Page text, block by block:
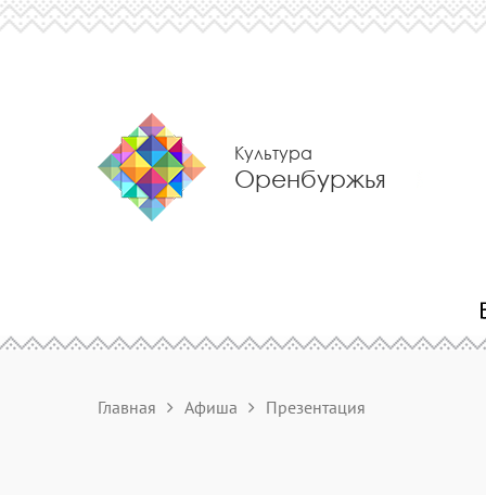
Культура
Оренбуржья
Главная Афиша Презентация